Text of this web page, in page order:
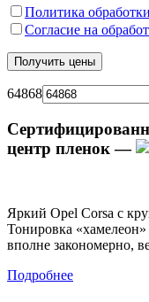
Политика
Согласие на
64868
центр пленок —
Яркий Opel Corsa с
Тонировка «хамелеон»
вполне закономерно,
Подробнее